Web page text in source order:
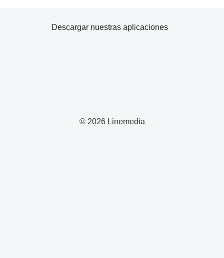
© 2026 Linemedia
Descargar nuestras aplicaciones